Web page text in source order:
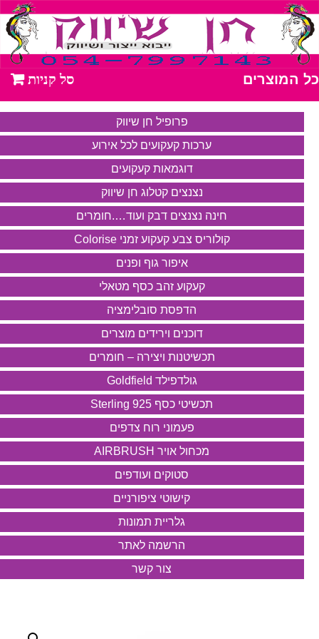
פרופיל חן שיווק
ערכות קעקועים לכל אירוע
דוגמאות קעקועים
נצנצים קטלוג חן שיווק
חינה נצנצים דבק ועוד….חומרים
קולוריס צבע קעקוע זמני Colorise
איפור גוף ופנים
קעקוע זהב כסף מטאלי
הדפסת סובלימציה
דוכנים וירידים מוצרים
תכשיטנות ויצירה – חומרים
גולדפילד Goldfield
תכשיטי כסף 925 Sterling
פעמוני רוח צדפים
מכחול אויר AIRBRUSH
סטוקים ועודפים
קישוטי ציפורניים
גלריית תמונות
הרשמה לאתר
צור קשר